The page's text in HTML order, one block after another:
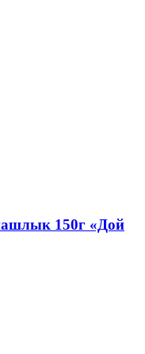
150г «Дой